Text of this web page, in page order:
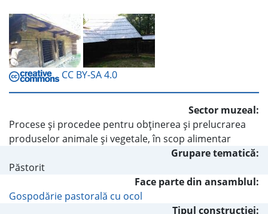
CC BY-SA 4.0
Sector muzeal:
Procese şi procedee pentru obţinerea şi prelucrarea
produselor animale şi vegetale, în scop alimentar
Grupare tematică:
Păstorit
Face parte din ansamblul:
Gospodărie pastorală cu ocol
Tipul construcţiei: